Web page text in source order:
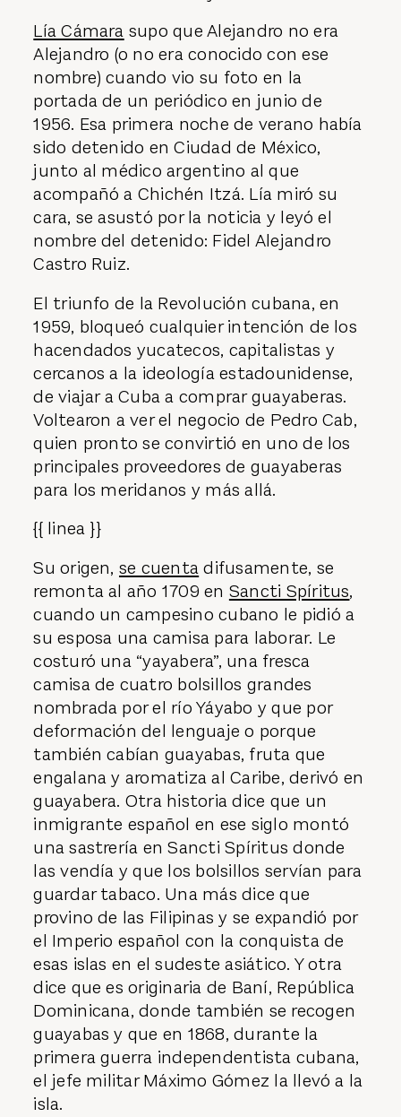
Lía Cámara supo que Alejandro no era
Alejandro (o no era conocido con ese
nombre) cuando vio su foto en la
portada de un periódico en junio de
1956. Esa primera noche de verano había
sido detenido en Ciudad de México,
junto al médico argentino al que
acompañó a Chichén Itzá. Lía miró su
cara, se asustó por la noticia y leyó el
nombre del detenido: Fidel Alejandro
Castro Ruiz.
El triunfo de la Revolución cubana, en
1959, bloqueó cualquier intención de los
hacendados yucatecos, capitalistas y
cercanos a la ideología estadounidense,
de viajar a Cuba a comprar guayaberas.
Voltearon a ver el negocio de Pedro Cab,
quien pronto se convirtió en uno de los
principales proveedores de guayaberas
para los meridanos y más allá.
{{ linea }}
Su origen, se cuentadifusamente, se
remonta al año 1709 en Sancti Spíritus,
cuando un campesino cubano le pidió a
su esposa una camisa para laborar. Le
costuró una “yayabera”, una fresca
camisa de cuatro bolsillos grandes
nombrada por el río Yáyabo y que por
deformación del lenguaje o porque
también cabían guayabas, fruta que
engalana y aromatiza al Caribe, derivó en
guayabera. Otra historia dice que un
inmigrante español en ese siglo montó
una sastrería en Sancti Spíritus donde
las vendía y que los bolsillos servían para
guardar tabaco. Una más dice que
provino de las Filipinas y se expandió por
el Imperio español con la conquista de
esas islas en el sudeste asiático. Y otra
dice que es originaria de Baní, República
Dominicana, donde también se recogen
guayabas y que en 1868, durante la
primera guerra independentista cubana,
el jefe militar Máximo Gómez la llevó a la
isla.